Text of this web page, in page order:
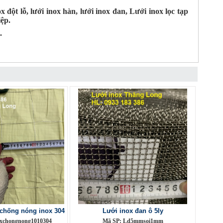
đột lỗ, lưới inox hàn, lưới inox đan, Lưới inox lọc tạp
nóng inox 304 Lưới inox đan ô 5ly
Mã SP: Ld5mmsoi1mm